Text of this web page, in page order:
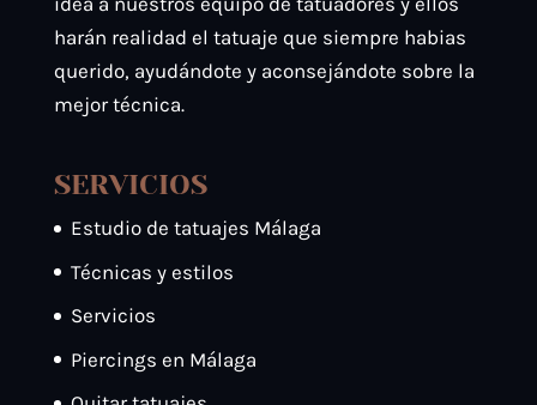
harán realidad el tatuaje que siempre habias
querido, ayudándote y aconsejándote sobre la
mejor técnica.
SERVICIOS
Estudio de tatuajes Málaga
Técnicas y estilos
Servicios
Piercings en Málaga